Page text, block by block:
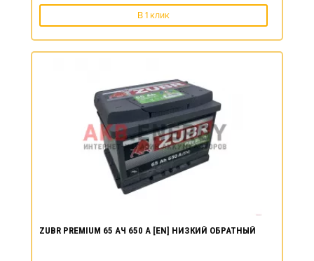
В 1 клик
ZUBR PREMIUM 65 АЧ 650 А [EN] НИЗКИЙ ОБРАТНЫЙ